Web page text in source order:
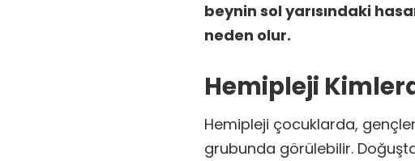
beynin sol yarısındaki
neden olur.
Hemipleji
Hemipleji çocuklarda,
grubunda görülebilir.